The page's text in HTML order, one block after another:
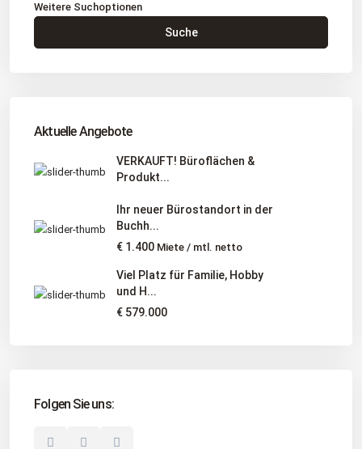
Weitere Suchoptionen
Suche
Aktuelle Angebote
VERKAUFT! Büroflächen &
Produkt...
Ihr neuer Bürostandort in der
Buchh...
€ 1.400 Miete / mtl. netto
Viel Platz für Familie, Hobby
und H...
€ 579.000
Folgen Sie uns:
Kontakt
: Buchholz in der Nordheide
Unternehmen
Immobilienangebote